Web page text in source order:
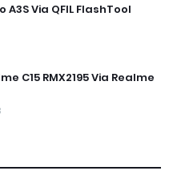
A3S Via QFIL FlashTool
C15 RMX2195 Via Realme